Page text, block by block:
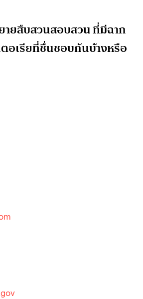
ยสืบสวนสอบสวน ที่มีฉาก
อเรียที่ชื่นชอบกันบ้างหรือ